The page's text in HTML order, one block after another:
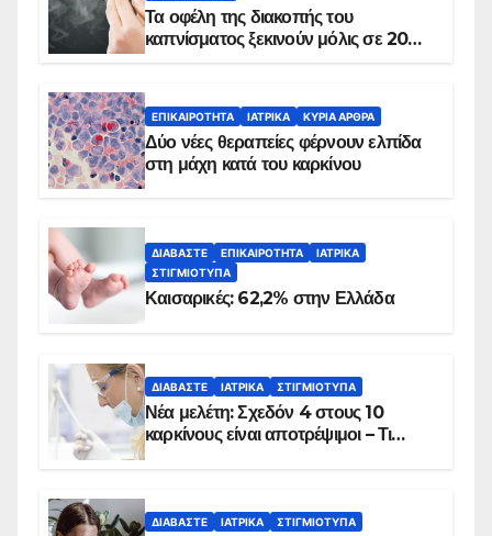
Τα οφέλη της διακοπής του
καπνίσματος ξεκινούν μόλις σε 20
ΕΠΙΚΑΙΡΌΤΗΤΑ ΙΑΤΡΙΚΆ ΚΥΡΙΑ ΑΡΘΡΑ
Δύο νέες θεραπείες φέρνουν ελπίδα
στη μάχη κατά του καρκίνου
ΔΙΑΒΆΣΤΕ ΕΠΙΚΑΙΡΌΤΗΤΑ
ΙΑΤΡΙΚΆ
ΣΤΙΓΜΙΌΤΥΠΑ
Καισαρικές: 62,2% στην Ελλάδα
ΔΙΑΒΆΣΤΕ ΙΑΤΡΙΚΆ ΣΤΙΓΜΙΌΤΥΠΑ
Νέα μελέτη: Σχεδόν 4 στους 10
καρκίνους είναι αποτρέψιμοι – Τι
ΔΙΑΒΆΣΤΕ ΙΑΤΡΙΚΆ ΣΤΙΓΜΙΌΤΥΠΑ